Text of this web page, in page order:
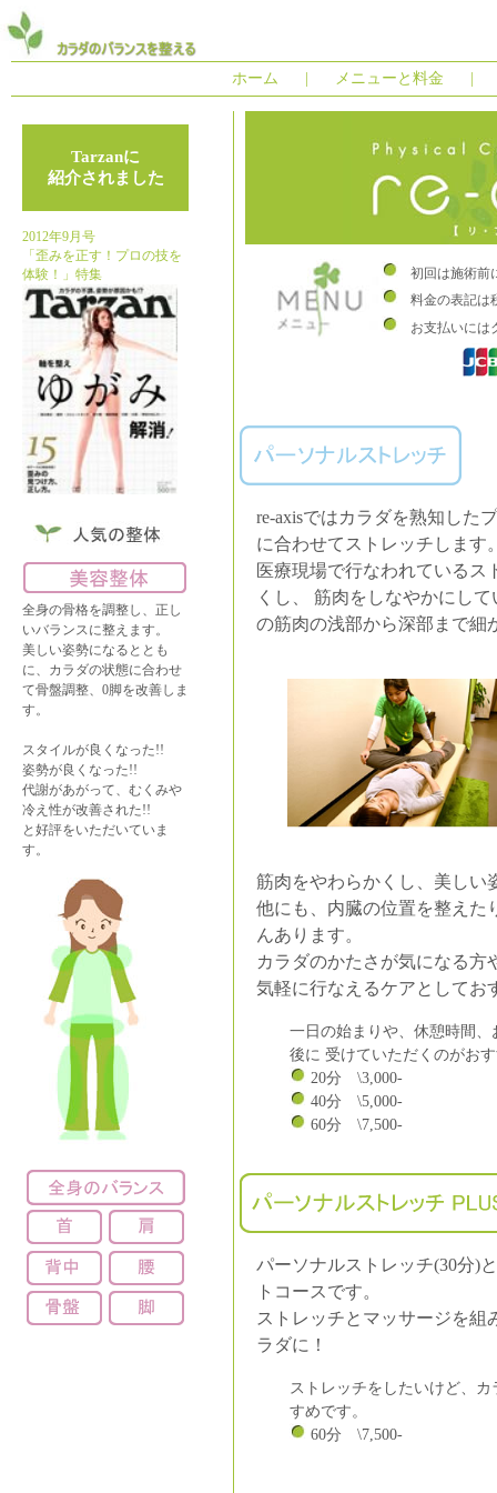
ホーム メニューと料金
初回は施術前
料金の表記は
お支払いには
re-axisではカラダを熟知した
に合わせてストレッチします
医療現場で行なわれている
くし、 筋肉をしなやかにし
の筋肉の浅部から深部まで細
筋肉をやわらかくし、美しい
他にも、内臓の位置を整えた
んあります。
カラダのかたさが気になる方
気軽に行なえるケアとしてお
一日の始まりや、休憩時間
後に 受けていただくのがお
20分 \3,000-
40分 \5,000-
60分 \7,500-
パーソナルストレッチ(30分)
トコースです。
ストレッチとマッサージを組
ラダに！
ストレッチをしたいけど、
すめです。
60分 \7,500-
Tarzanに
紹介されました
2012年9月号
「歪みを正す！プロの技を
体験！」特集
全身の骨格を調整し、正し
いバランスに整えます。
美しい姿勢になるととも
に、カラダの状態に合わせ
て骨盤調整、0脚を改善しま
す。
スタイルが良くなった!!
姿勢が良くなった!!
代謝があがって、むくみや
冷え性が改善された!!
と好評をいただいていま
す。